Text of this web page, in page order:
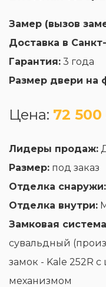
Замер (вызов
Доставка в
Гарантия: 3 года
Размер двери на
Цена: 72
Лидеры продаж:
Размер: под заказ
Отделка снаружи:
Отделка внутри:
Замковая
сувальдный
замок - Kale 252R
механизмом